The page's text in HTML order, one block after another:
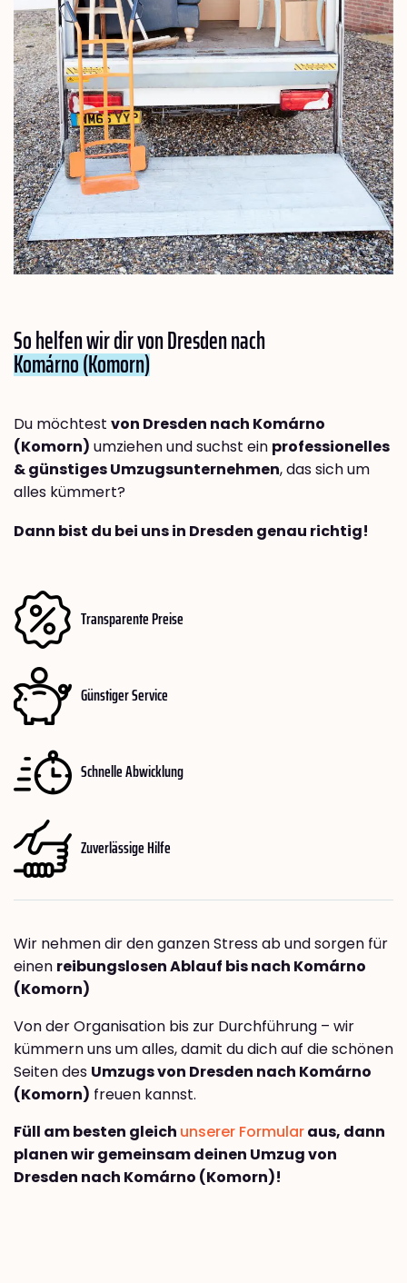
So helfen wir dir von Dresden nach
Komárno (Komorn)
Du möchtest von Dresden nach Komárno
(Komorn) umziehen und suchst ein professionelles
& günstiges Umzugsunternehmen, das sich um
alles kümmert?
Dann bist du bei uns in Dresden genau richtig!
Transparente Preise
Günstiger Service
Schnelle Abwicklung
Zuverlässige Hilfe
Wir nehmen dir den ganzen Stress ab und sorgen für
einen reibungslosen Ablauf bis nach Komárno
(Komorn)
Von der Organisation bis zur Durchführung – wir
kümmern uns um alles, damit du dich auf die schönen
Seiten des Umzugs von Dresden nach Komárno
(Komorn) freuen kannst.
Füll am besten gleich unserer Formularaus, dann
planen wir gemeinsam deinen Umzug von
Dresden nach Komárno (Komorn)!